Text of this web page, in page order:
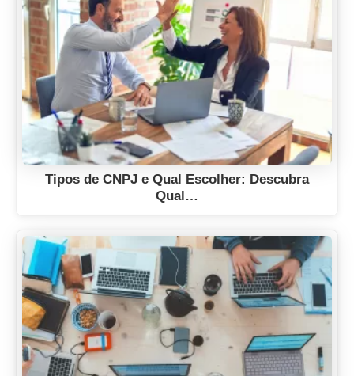
Tipos de CNPJ e Qual Escolher: Descubra
Qual…